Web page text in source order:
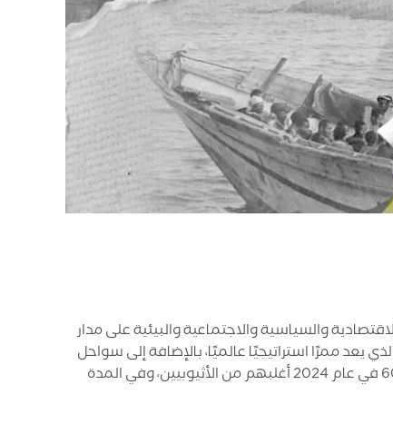
والسياسية والاجتماعية والبيئية على مدار
ممرًا استراتيجيًا عالميًا، بالإضافة إلى سواحل
أبين. وفق منظمة الهجرة الدولية بلغ عدد المهاجرين من القرن الإفريقي نحو 97,000 ألف شخص في عام 2023، وحوالي 60,897 في عام 2024 أغلبهم من الأثيوبيين، وفي المدة